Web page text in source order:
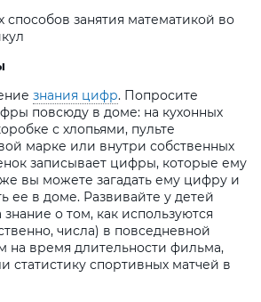
способов занятия математикой во
знания цифр. Попросите
повсюду в доме: на кухонных
с хлопьями, пульте
марке или внутри собственных
записывает цифры, которые ему
вы можете загадать ему цифру и
ее в доме. Развивайте у детей
о том, как используются
числа) в повседневной
на время длительности фильма,
статистику спортивных матчей в